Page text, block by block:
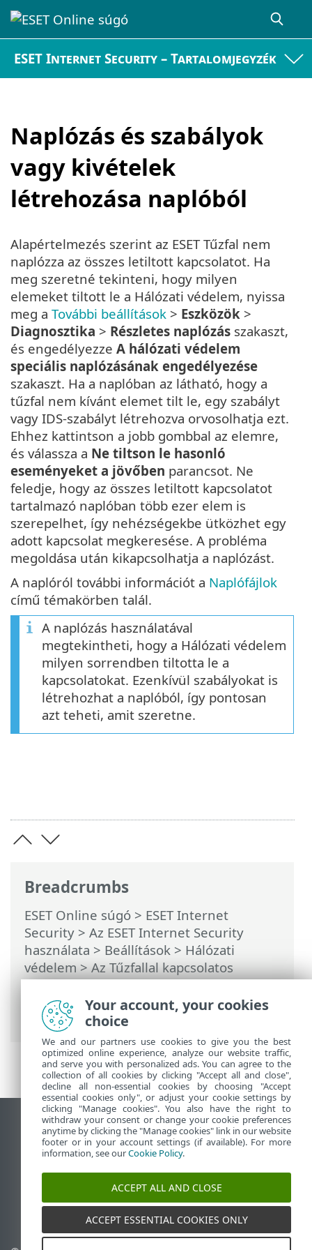
ESET Internet Security – Tartalomjegyzék
Naplózás és szabályok
vagy kivételek
létrehozása naplóból
Breadcrumbs
ESET Online súgó > ESET Internet
Security > Az ESET Internet Security
használata > Beállítások > Hálózati
védelem>Az Tűzfallal kapcsolatos
problémák megoldása> Naplózás és
szabályok vagy kivételek létrehozása
naplóból
Alapértelmezés szerint az ESET Tűzfal nem
naplózza az összes letiltott kapcsolatot. Ha
meg szeretné tekinteni, hogy milyen
elemeket tiltott le a Hálózati védelem, nyissa
meg a További beállítások > Eszközök >
Diagnosztika > Részletes naplózás szakaszt,
és engedélyezze A hálózati védelem
speciális naplózásának engedélyezése
szakaszt. Ha a naplóban az látható, hogy a
tűzfal nem kívánt elemet tilt le, egy szabályt
vagy IDS-szabályt létrehozva orvosolhatja ezt.
Ehhez kattintson a jobb gombbal az elemre,
és válassza a Ne tiltson le hasonló
eseményeket a jövőben parancsot. Ne
feledje, hogy az összes letiltott kapcsolatot
tartalmazó naplóban több ezer elem is
szerepelhet, így nehézségekbe ütközhet egy
adott kapcsolat megkeresése. A probléma
megoldása után kikapcsolhatja a naplózást.
A naplóról további információt a Naplófájlok
című témakörben talál.
A naplózás használatával
megtekintheti, hogy a Hálózati védelem
milyen sorrendben tiltotta le a
kapcsolatokat. Ezenkívül szabályokat is
létrehozhat a naplóból, így pontosan
azt teheti, amit szeretne.
Asztali webhely megtekintése
End of Life
Az ESET tudásbázisa
ESET Fórum
ESET Status Portal
Regionális támogatás
Your account, your cookies
choice
We and our partners use cookies to give you the best
optimized online experience, analyze our website traffic,
and serve you with personalized ads. You can agree to the
collection of all cookies by clicking "Accept all and close",
decline all non-essential cookies by choosing "Accept
essential cookies only", or adjust your cookie settings by
clicking "Manage cookies". You also have the right to
withdraw your consent or change your cookie preferences
anytime by clicking the "Manage cookies" link in our website
footer or in your account settings (if available). For more
information, see ourCookie Policy.
ACCEPT ALL AND CLOSE
ACCEPT ESSENTIAL COOKIES ONLY